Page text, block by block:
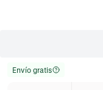
Envío gratis